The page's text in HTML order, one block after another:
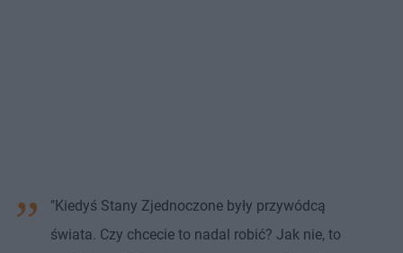
"Kiedyś Stany Zjednoczone były przywódcą
świata. Czy chcecie to nadal robić? Jak nie, to